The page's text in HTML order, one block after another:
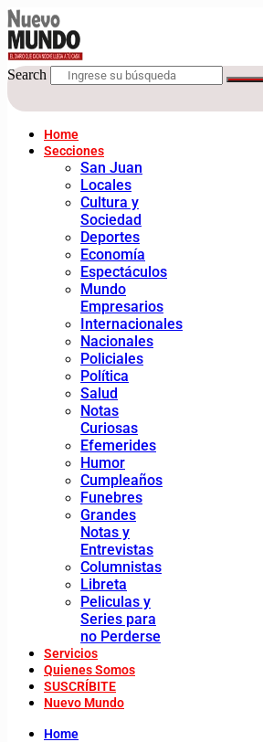
Search
Home
Secciones
San Juan
Locales
Cultura y
Sociedad
Deportes
Economía
Espectáculos
Mundo
Empresarios
Internacionales
Nacionales
Policiales
Política
Salud
Notas
Curiosas
Efemerides
Humor
Cumpleaños
Funebres
Grandes
Notas y
Entrevistas
Columnistas
Libreta
Peliculas y
Series para
no Perderse
Servicios
Quienes Somos
SUSCRÍBITE
Nuevo Mundo
Home